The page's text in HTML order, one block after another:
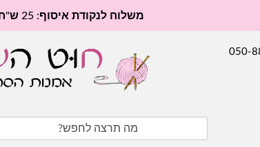
משלוח לנקודת איסוף: 25 ש"ח
for: